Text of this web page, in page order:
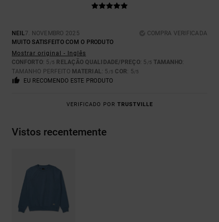
NEIL7. NOVEMBRO 2025
COMPRA VERIFICADA
MUITO SATISFEITO COM O PRODUTO
Mostrar original - Inglês
CONFORTO: 5 /5 RELAÇÃO QUALIDADE/PREÇO: 5 /5 TAMANHO:
TAMANHO PERFEITO MATERIAL: 5 /5 COR: 5/5
EU RECOMENDO ESTE PRODUTO
VERIFICADO POR TRUSTVILLE
Vistos recentemente